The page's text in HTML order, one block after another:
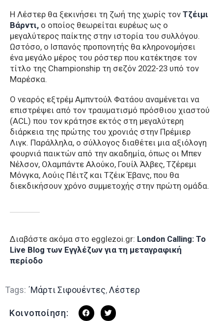
Η Λέστερ θα ξεκινήσει τη ζωή της χωρίς τον Τζέιμι
Βάρντι, ο οποίος θεωρείται ευρέως ως ο
μεγαλύτερος παίκτης στην ιστορία του συλλόγου.
Ωστόσο, ο Ισπανός προπονητής θα κληρονομήσει
ένα μεγάλο μέρος του ρόστερ που κατέκτησε τον
τίτλο της Championship τη σεζόν 2022-23 υπό τον
Μαρέσκα.
Ο νεαρός εξτρέμ Αμπντούλ Φατάου αναμένεται να
επιστρέψει από τον τραυματισμό πρόσθιου χιαστού
(ACL) που τον κράτησε εκτός στη μεγαλύτερη
διάρκεια της πρώτης του χρονιάς στην Πρέμιερ
Λιγκ. Παράλληλα, ο σύλλογος διαθέτει μια αξιόλογη
φουρνιά παικτών από την ακαδημία, όπως οι Μπεν
Νέλσον, Ολαμπάντε Αλούκο, Γουίλ Άλβες, Τζέρεμι
Μόνγκα, Λούις Πέιτζ και Τζέικ Έβανς, που θα
διεκδικήσουν χρόνο συμμετοχής στην πρώτη ομάδα.
Διαβάστε ακόμα στο egglezoi.gr: London Calling: To
Live Blog των Εγγλέζων για τη μεταγραφική
περίοδο
Tags: ΄Μάρτι Σιφουέντες,Λέστερ
Κοινοποίηση: